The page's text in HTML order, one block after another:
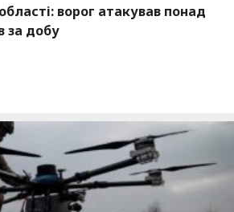
ворог атакував понад
за добу